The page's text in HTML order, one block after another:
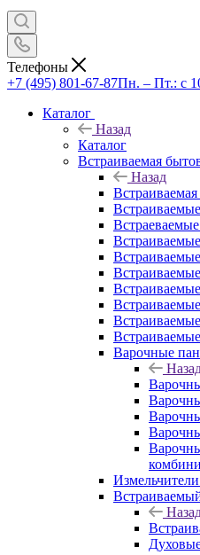
Телефоны
+7 (495) 801-67-87Пн. – Пт.: с
Каталог
Назад
Каталог
Встраиваемая
Назад
Варочные